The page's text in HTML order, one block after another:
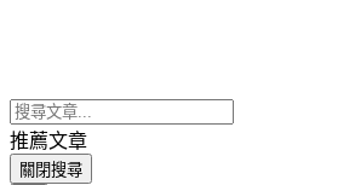
推薦文章
關閉搜尋